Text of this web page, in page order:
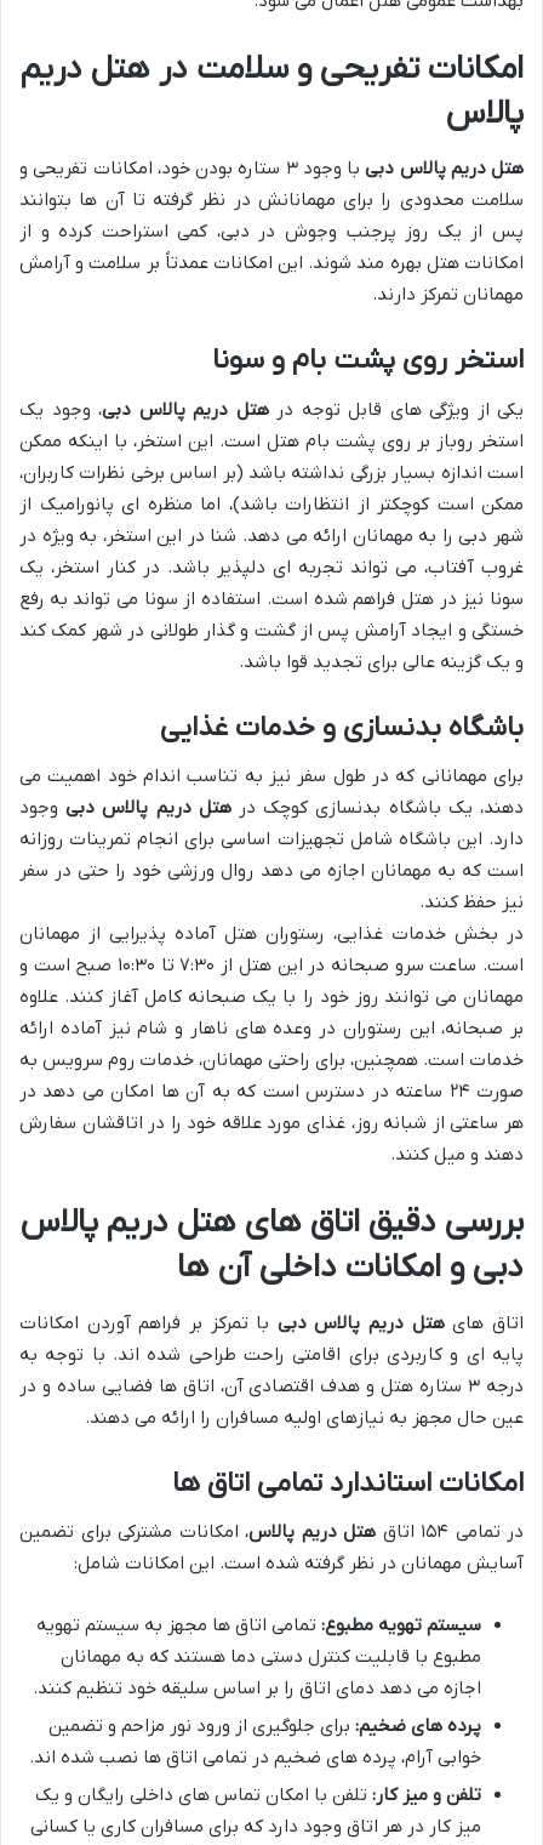
امکانات تفریحی و سلامت در هتل دریم
پالاس
هتل دریم پالاس دبی
با وجود ۳ ستاره بودن خود، امکانات تفریحی و
سلامت محدودی را برای مهمانانش در نظر گرفته تا آن ها بتوانند
پس از یک روز پرجنب وجوش در دبی، کمی استراحت کرده و از
امکانات هتل بهره مند شوند. این امکانات عمدتاً بر سلامت و آرامش
مهمانان تمرکز دارند.
استخر روی پشت بام و سونا
یکی از ویژگی های قابل توجه درهتل دریم پالاس دبی، وجود یک
استخر روباز بر روی پشت بام هتل است. این استخر، با اینکه ممکن
است اندازه بسیار بزرگی نداشته باشد (بر اساس برخی نظرات کاربران،
ممکن است کوچکتر از انتظارات باشد)، اما منظره ای پانورامیک از
شهر دبی را به مهمانان ارائه می دهد. شنا در این استخر، به ویژه در
غروب آفتاب، می تواند تجربه ای دلپذیر باشد. در کنار استخر، یک
سونا نیز در هتل فراهم شده است. استفاده از سونا می تواند به رفع
خستگی و ایجاد آرامش پس از گشت و گذار طولانی در شهر کمک کند
و یک گزینه عالی برای تجدید قوا باشد.
باشگاه بدنسازی و خدمات غذایی
برای مهمانانی که در طول سفر نیز به تناسب اندام خود اهمیت می
دهند، یک باشگاه بدنسازی کوچک درهتل دریم پالاس دبیوجود
دارد. این باشگاه شامل تجهیزات اساسی برای انجام تمرینات روزانه
است که به مهمانان اجازه می دهد روال ورزشی خود را حتی در سفر
نیز حفظ کنند.
در بخش خدمات غذایی، رستوران هتل آماده پذیرایی از مهمانان
است. ساعت سرو صبحانه در این هتل از ۷:۳۰ تا ۱۰:۳۰ صبح است و
مهمانان می توانند روز خود را با یک صبحانه کامل آغاز کنند. علاوه
بر صبحانه، این رستوران در وعده های ناهار و شام نیز آماده ارائه
خدمات است. همچنین، برای راحتی مهمانان، خدمات روم سرویس به
صورت ۲۴ ساعته در دسترس است که به آن ها امکان می دهد در
هر ساعتی از شبانه روز، غذای مورد علاقه خود را در اتاقشان سفارش
دهند و میل کنند.
بررسی دقیق اتاق های هتل دریم پالاس
دبی و امکانات داخلی آن ها
اتاق هایهتل دریم پالاس دبی با تمرکز بر فراهم آوردن امکانات
پایه ای و کاربردی برای اقامتی راحت طراحی شده اند. با توجه به
درجه ۳ ستاره هتل و هدف اقتصادی آن، اتاق ها فضایی ساده و در
عین حال مجهز به نیازهای اولیه مسافران را ارائه می دهند.
امکانات استاندارد تمامی اتاق ها
در تمامی ۱۵۴ اتاق هتل دریم پالاس، امکانات مشترکی برای تضمین
آسایش مهمانان در نظر گرفته شده است. این امکانات شامل:
سیستم تهویه مطبوع: تمامی اتاق ها مجهز به سیستم تهویه
مطبوع با قابلیت کنترل دستی دما هستند که به مهمانان
اجازه می دهد دمای اتاق را بر اساس سلیقه خود تنظیم کنند.
پرده های ضخیم: برای جلوگیری از ورود نور مزاحم و تضمین
خوابی آرام، پرده های ضخیم در تمامی اتاق ها نصب شده اند.
تلفن و میز کار: تلفن با امکان تماس های داخلی رایگان و یک
میز کار در هر اتاق وجود دارد که برای مسافران کاری یا کسانی